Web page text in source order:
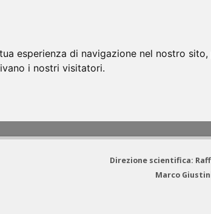
esperienza di navigazione nel nostro
i nostri visitatori.
Direzione scientifica:
Marco